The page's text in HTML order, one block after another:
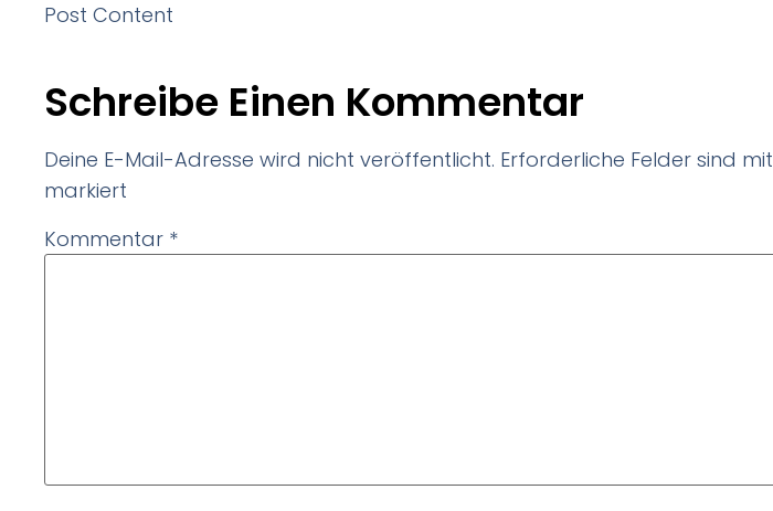
Post Content
Schreibe Einen Kommentar
Deine E-Mail-Adresse wird nicht veröffentlicht. Erforderliche Felder sind mit
markiert
Kommentar *